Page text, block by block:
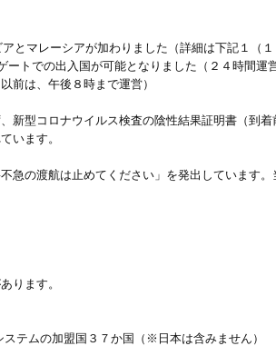
とマレーシアが加わりました（詳細は下記１（１
トでの出入国が可能となりました（２４時間運
前は、午後８時まで運営）
型コロナウイルス検査の陰性結果証明書（到
います。
の渡航は止めてください」を発出しています
ります。
テムの加盟国３７か国（※日本は含みません）